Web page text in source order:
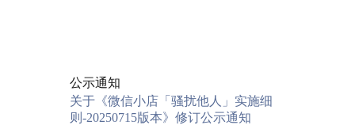
公示通知
关于《微信小店「骚扰他人」实施细
则-20250715版本》修订公示通知